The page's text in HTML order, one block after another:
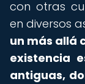
con otras
en diversos
un más allá
existencia
antiguas,